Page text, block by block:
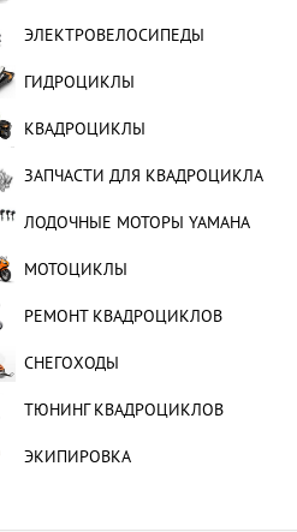
ЭЛЕКТРОВЕЛОСИПЕДЫ
ГИДРОЦИКЛЫ
КВАДРОЦИКЛЫ
ЗАПЧАСТИ ДЛЯ КВАДРОЦИКЛА
ЛОДОЧНЫЕ МОТОРЫ YAMAHA
МОТОЦИКЛЫ
РЕМОНТ КВАДРОЦИКЛОВ
СНЕГОХОДЫ
ТЮНИНГ КВАДРОЦИКЛОВ
ЭКИПИРОВКА